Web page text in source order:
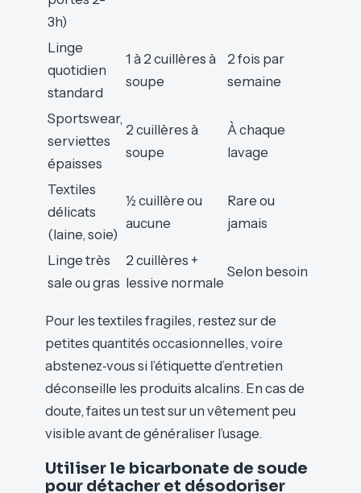
3h)
Linge
quotidien
standard
1 à 2 cuillères à
soupe
2 fois par
semaine
Sportswear,
serviettes
épaisses
2 cuillères à
soupe
À chaque
lavage
Textiles
délicats
(laine, soie)
½ cuillère ou
aucune
Rare ou
jamais
Linge très
sale ou gras
2 cuillères +
lessive normale
Selon besoin
Pour les textiles fragiles, restez sur de
petites quantités occasionnelles, voire
abstenez‑vous si l’étiquette d’entretien
déconseille les produits alcalins. En cas de
doute, faites un test sur un vêtement peu
visible avant de généraliser l’usage.
Utiliser le bicarbonate de soude
pour détacher et désodoriser